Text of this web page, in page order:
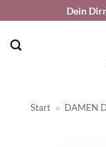
springen
Dein
Start » DAMEN